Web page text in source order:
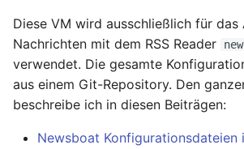
Diese VM wird ausschließlich für das
Nachrichten mit dem RSS Reader
verwendet. Die gesamte
aus einem Git-Repository. Den
beschreibe ich in diesen Beiträgen:
Newsboat Konfigurationsdateien